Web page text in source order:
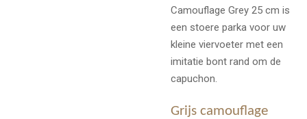
Camouflage Grey 25 cm is
een stoere parka voor uw
kleine viervoeter met een
imitatie bont rand om de
capuchon.
Grijs camouflage